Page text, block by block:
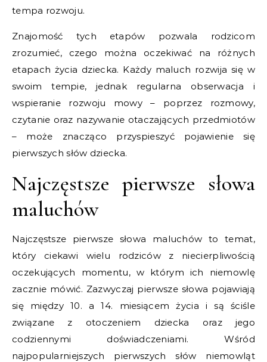
tempa rozwoju.
Znajomość tych etapów pozwala rodzicom
zrozumieć, czego można oczekiwać na różnych
etapach życia dziecka. Każdy maluch rozwija się w
swoim tempie, jednak regularna obserwacja i
wspieranie rozwoju mowy – poprzez rozmowy,
czytanie oraz nazywanie otaczających przedmiotów
– może znacząco przyspieszyć pojawienie się
pierwszych słów dziecka.
Najczęstsze pierwsze słowa
maluchów
Najczęstsze pierwsze słowa maluchów to temat,
który ciekawi wielu rodziców z niecierpliwością
oczekujących momentu, w którym ich niemowlę
zacznie mówić. Zazwyczaj pierwsze słowa pojawiają
się między 10. a 14. miesiącem życia i są ściśle
związane z otoczeniem dziecka oraz jego
codziennymi doświadczeniami. Wśród
najpopularniejszych pierwszych słów niemowląt